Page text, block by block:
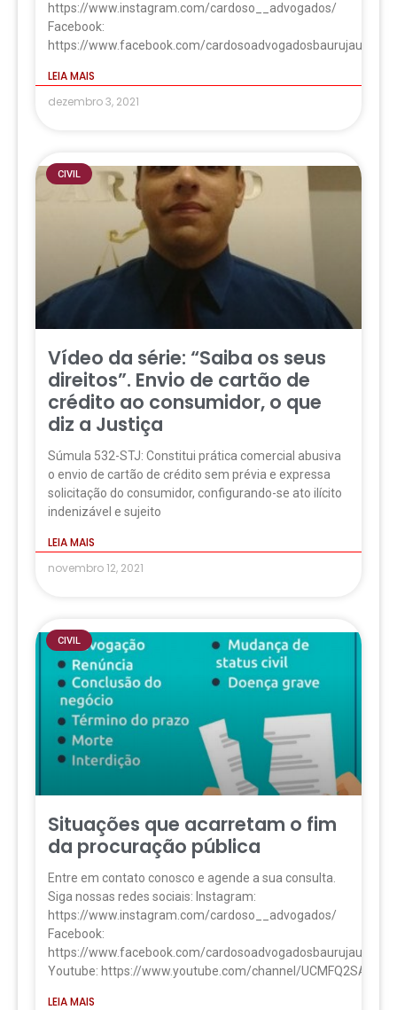
https://www.instagram.com/cardoso__advogados/
Facebook:
https://www.facebook.com/cardosoadvogadosbaurujau
LEIA MAIS
dezembro 3, 2021
CIVIL
Vídeo da série: “Saiba os seus
direitos”. Envio de cartão de
crédito ao consumidor, o que
diz a Justiça
Súmula 532-STJ: Constitui prática comercial abusiva
o envio de cartão de crédito sem prévia e expressa
solicitação do consumidor, configurando-se ato ilícito
indenizável e sujeito
LEIA MAIS
novembro 12, 2021
CIVIL
Situações que acarretam o fim
da procuração pública
Entre em contato conosco e agende a sua consulta.
Siga nossas redes sociais: Instagram:
https://www.instagram.com/cardoso__advogados/
Facebook:
https://www.facebook.com/cardosoadvogadosbaurujau
Youtube: https://www.youtube.com/channel/
LEIA MAIS